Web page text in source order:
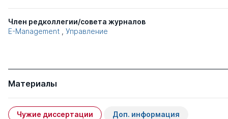
Член редколлегии/совета журналов
E-Management
Управление
Материалы
Чужие диссертации Доп. информация